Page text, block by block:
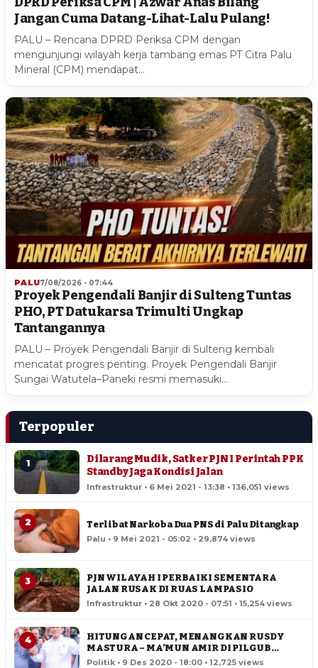
Jangan Cuma Datang-Lihat-Lalu Pulang!
PALU – Rencana DPRD Periksa CPM dengan
mengunjungi wilayah kerja tambang emas PT Citra Palu
Mineral (CPM) mendapat…
PALU7/08/2026 - 07:44
Proyek Pengendali Banjir di Sulteng Tuntas
PHO, PT Datukarsa Trimulti Ungkap
Tantangannya
PALU – Proyek Pengendali Banjir di Sulteng kembali
mencatat progres penting. Proyek Pengendali Banjir
Sungai Watutela–Paneki resmi memasuki…
Terpopuler
1
Dilarang Mudik, Satker PJN I Perintah PPK
Standby Jaga Kondisi Jalan
Infrastruktur • 6 Mei 2021 - 13:38 • 136,051 views
2 Terlibat Narkoba Dua PNS di Palu Ditangkap
Palu • 9 Mei 2021 - 05:02 • 29,874 views
3
PJN WILAYAH I PERBAIKI SEMENTARA
JALAN RUSAK DI RUAS LAMPASIO
Infrastruktur • 28 Okt 2020 - 07:51 • 15,254 views
4
HITUNGAN CEPAT, MENANGKAN RUSDY
MASTURA – MA’MUN AMIR DI PILGUB
SULTENG
Politik • 9 Des 2020 - 18:00 • 12,725 views